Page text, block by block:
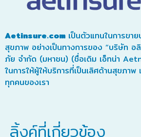
Aetinsure.com เป็นตัวแทนในการขา
สุขภาพ อย่างเป็นทางการของ “บริษัท อ
ภัย จำกัด (มหาชน) (ชื่อเดิม เอ็ทน่า
ในการให้ผู้ให้บริการที่เป็นเลิศด้านสุขภาพ
ทุกคนของเรา
ลิ้งค์ที่เกี่ยวข้อง